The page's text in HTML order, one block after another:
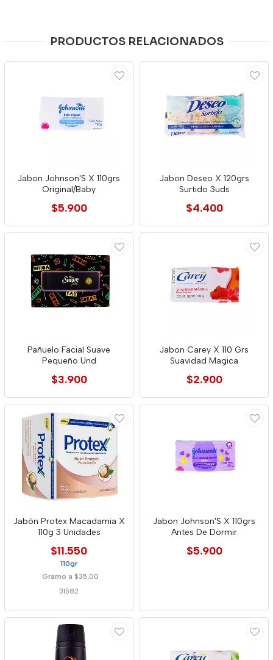
PRODUCTOS RELACIONADOS
Jabon Johnson'S X 110grs
Original/Baby
$5.900
Jabon Deseo X 120grs
Surtido 3uds
$4.400
Pañuelo Facial Suave
Pequeño Und
$3.900
Jabon Carey X 110 Grs
Suavidad Magica
$2.900
Jabón Protex Macadamia X
110g 3 Unidades
$11.550
110gr
Gramo a $35,00
31582
Jabon Johnson'S X 110grs
Antes De Dormir
$5.900